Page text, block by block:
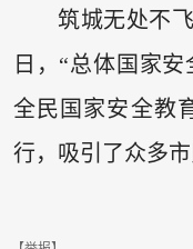
筑城无处不
日，“总体国家
全民国家安全教
行，吸引了众多